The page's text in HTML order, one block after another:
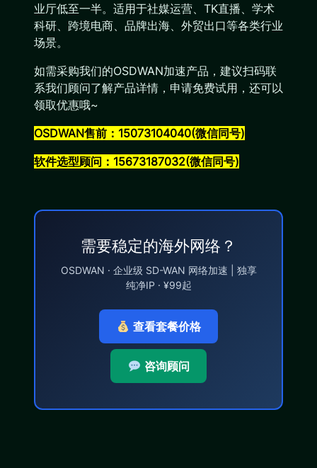
业厅低至一半。适用于社媒运营、TK直播、学术
科研、跨境电商、品牌出海、外贸出口等各类行业
场景。
如需采购我们的OSDWAN加速产品，建议扫码联
系我们顾问了解产品详情，申请免费试用，还可以
领取优惠哦~
OSDWAN售前：15073104040(微信同号)
软件选型顾问：15673187032(微信同号)
需要稳定的海外网络？
OSDWAN · 企业级 SD-WAN 网络加速 | 独享
纯净IP · ¥99起
查看套餐价格
咨询顾问